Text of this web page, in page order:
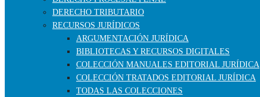
DERECHO TRIBUTARIO
RECURSOS JURÍDICOS
ARGUMENTACIÓN JURÍDICA
BIBLIOTECAS Y RECURSOS DIGITALES
COLECCIÓN MANUALES EDITORIAL JURÍDICA
COLECCIÓN TRATADOS EDITORIAL JURÍDICA
TODAS LAS COLECCIONES